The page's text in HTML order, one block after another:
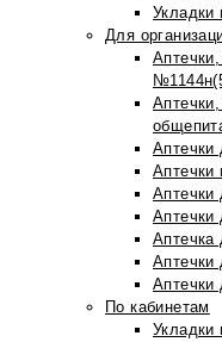
Укладки
Для
Аптечки
Аптечки
Аптечка
Аптечки
Аптечки
По кабинетам